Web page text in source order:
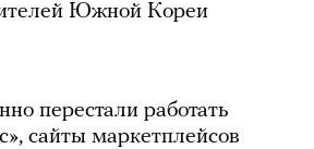
Южной Кореи
перестали работать
сайты маркетплейсов